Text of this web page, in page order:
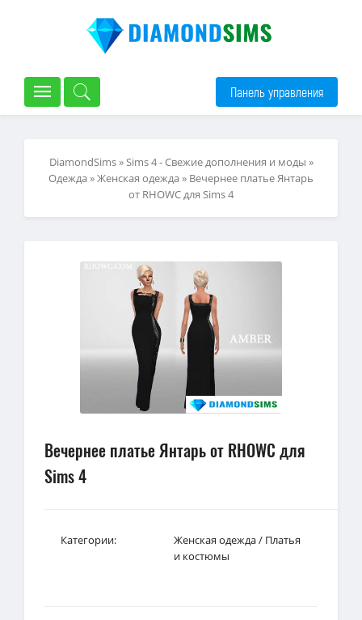
Панель управления
DiamondSims»Sims 4 - Свежие дополнения и моды »
Одежда»Женская одежда» Вечернее платье Янтарь
от RHOWC для Sims 4
Вечернее платье Янтарь от RHOWC для
Sims 4
Категории: Женская одежда/ Платья
и костюмы